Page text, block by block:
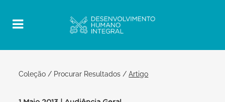
Coleção / Procurar Resultados /Artigo